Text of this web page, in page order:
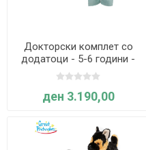
Докторски комплет со
додатоци - 5-6 години -
Great Pretenders
ден 3.190,00